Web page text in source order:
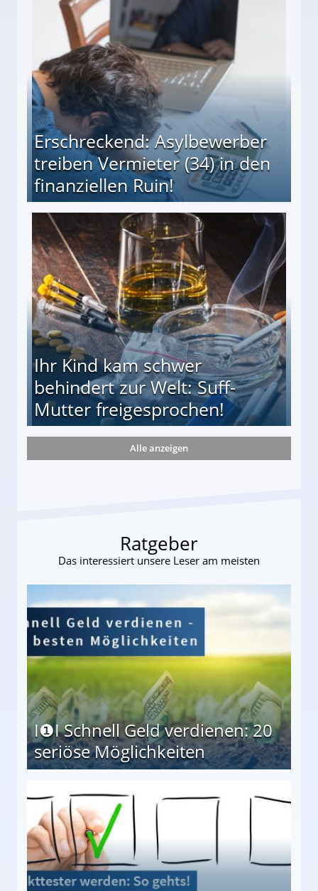
und wie viel?
Erschreckend: Asylbewerber
treiben Vermieter (34) in den
finanziellen Ruin!
(34) in den finanziellen Ruin!
Ihr Kind kam schwer
behindert zur Welt: Suff-
Mutter freigesprochen!
Mutter freigesprochen!
Alle anzeigen
Ratgeber
Das interessiert unsere Leser am meisten
I❶I Schnell Geld verdienen: 20
seriöse Möglichkeiten